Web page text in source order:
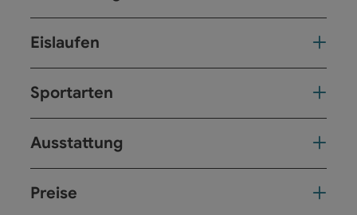
Eislaufen
Sportarten
Ausstattung
Preise